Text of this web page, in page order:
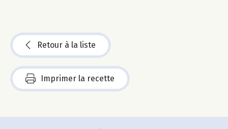
Retour à la liste
Imprimer la recette